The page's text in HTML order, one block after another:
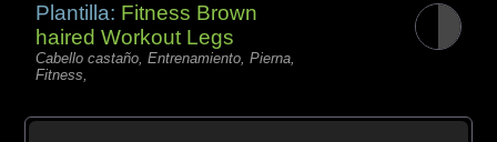
Plantilla: Fitness Brown
haired Workout Legs
Cabello castaño, Entrenamiento, Pierna,
Fitness,